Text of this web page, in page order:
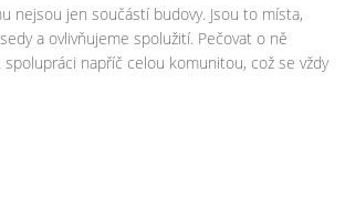
nejsou jen součástí budovy. Jsou to místa,
a ovlivňujeme spolužití. Pečovat o ně
spolupráci napříč celou komunitou, což se vždy